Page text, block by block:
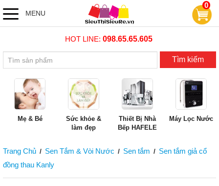
MENU
0
HOT LINE: 098.65.65.605
Tìm kiếm
Mẹ & Bé
Sức khỏe &
làm đẹp
Thiết Bị Nhà
Bếp HAFELE
Máy Lọc Nước
Trang Chủ / Sen Tắm & Vòi Nước / Sen tắm / Sen tắm giả cổ
đồng thau Kanly